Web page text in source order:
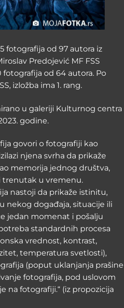
fotografija od 97 autora iz
Predojević MF FSS
fotografija od 64 autora. Po
izložba ima 1. rang.
u galeriji Kulturnog centra
godine.
govori o fotografiji kao
njena svrha da prikaže
memorija jednog društva,
trenutak u vremenu.
nastoji da prikaže istinitu,
nekog događaja, situacije ili
jedan momenat i pošalju
standardnih procesa
vrednost, kontrast,
temperatura svetlosti),
(poput uklanjanja prašine
fotografija, pod uslovom
na fotografiji.“ (iz propozicija